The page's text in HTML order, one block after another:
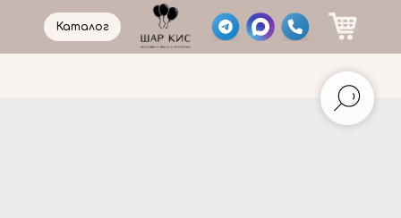
Каталог